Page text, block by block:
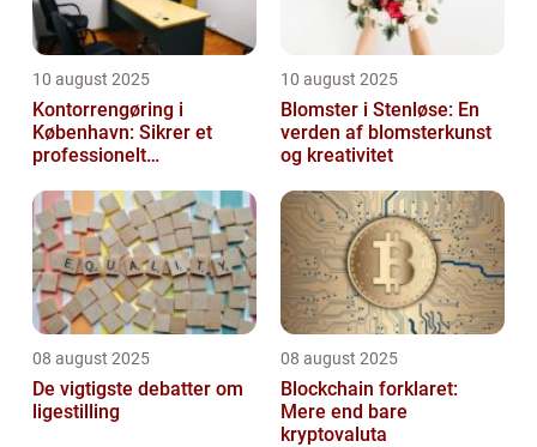
10 august 2025
Kontorrengøring i
København: Sikrer et
professionelt
10 august 2025
Blomster i Stenløse: En
verden af blomsterkunst
og kreativitet
08 august 2025
De vigtigste debatter om
ligestilling
08 august 2025
Blockchain forklaret:
Mere end bare
kryptovaluta